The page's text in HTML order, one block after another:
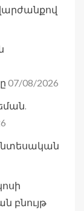
07/08/2026
բնույթ